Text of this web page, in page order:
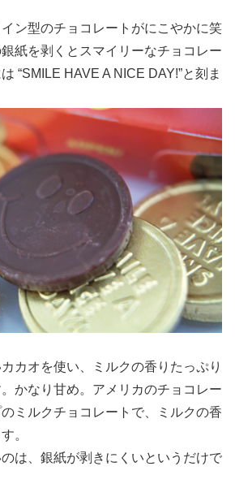
ン型のチョコレートがにこやかに笑
紙を剥くとスマイリーなチョコレー
“SMILE HAVE A NICE DAY!”と刻ま
カオを使い、ミルクの香りたっぷり
かなり甘め。アメリカのチョコレー
ミルクチョコレートで、ミルクの香
。
は、銀紙が剥きにくいというだけで